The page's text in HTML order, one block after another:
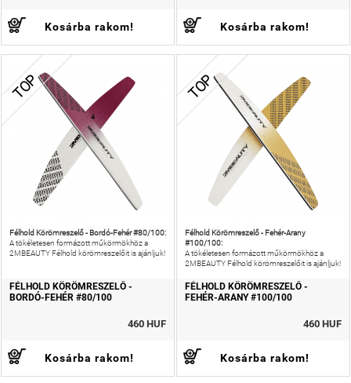
Kosárba rakom! Kosárba rakom!
TOP
Félhold Körömreszelő - Bordó-Fehér #80/100:
A tökéletesen formázott műkörmökhöz a
2MBEAUTY Félhold körömreszelőit is ajánljuk!
FÉLHOLD KÖRÖMRESZELŐ -
BORDÓ-FEHÉR #80/100
460 HUF
Kosárba rakom!
TOP
Félhold Körömreszelő - Fehér-Arany
#100/100:
A tökéletesen formázott műkörmökhöz a
2MBEAUTY Félhold körömreszelőit is ajánljuk!
FÉLHOLD KÖRÖMRESZELŐ -
FEHÉR-ARANY #100/100
460 HUF
Kosárba rakom!